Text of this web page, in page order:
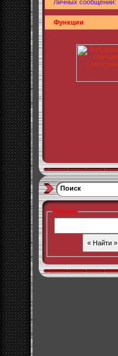
Личных сообщений:
Функции
Поиск
Поиск: